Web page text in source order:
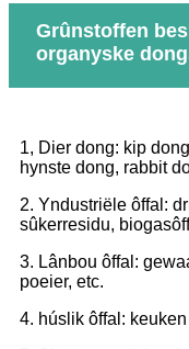
Grûnstoffen
organyske
1, Dier dong: kip
hynste dong, rabbit
2. Yndustriële ôffal:
sûkerresidu,
3. Lânbou ôffal:
poeier, etc.
4. húslik ôffal: